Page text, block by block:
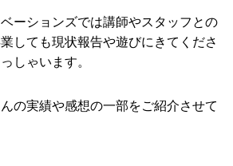
ーションズでは講師やスタッフとの
しても現状報告や遊びにきてくださ
しゃいます。
の実績や感想の一部をご紹介させて